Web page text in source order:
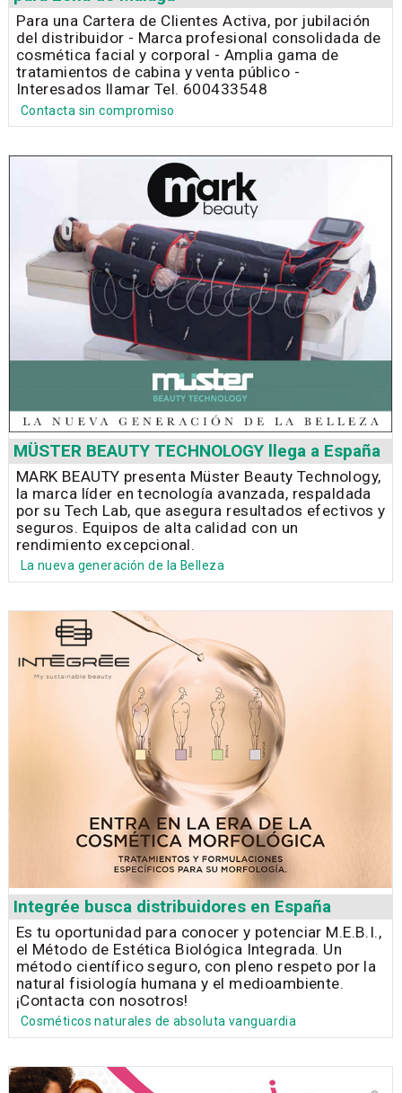
Para una Cartera de Clientes Activa, por jubilación
del distribuidor - Marca profesional consolidada de
cosmética facial y corporal - Amplia gama de
tratamientos de cabina y venta público -
Interesados llamar Tel. 600433548
Contacta sin compromiso
MÜSTER BEAUTY TECHNOLOGY llega a España
MARK BEAUTY presenta Müster Beauty Technology,
la marca líder en tecnología avanzada, respaldada
por su Tech Lab, que asegura resultados efectivos y
seguros. Equipos de alta calidad con un
rendimiento excepcional.
La nueva generación de la Belleza
Integrée busca distribuidores en España
Es tu oportunidad para conocer y potenciar M.E.B.I.,
el Método de Estética Biológica Integrada. Un
método científico seguro, con pleno respeto por la
natural fisiología humana y el medioambiente.
¡Contacta con nosotros!
Cosméticos naturales de absoluta vanguardia